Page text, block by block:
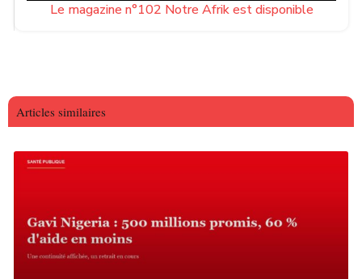
Le magazine n°102 Notre Afrik est disponible
Articles similaires